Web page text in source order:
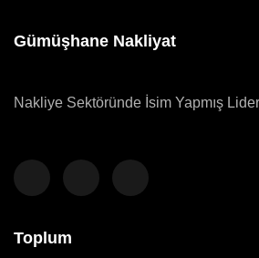
Gümüşhane Nakliyat
Nakliye Sektöründe İsim Yapmış
Toplum